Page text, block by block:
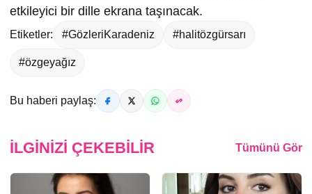
etkileyici bir dille ekrana taşınacak.
Etiketler: #GözleriKaradeniz #halitözgürsarı
#özgeyağız
Bu haberi paylaş:
İLGINIZI ÇEKEBILIR Tümünü Gör